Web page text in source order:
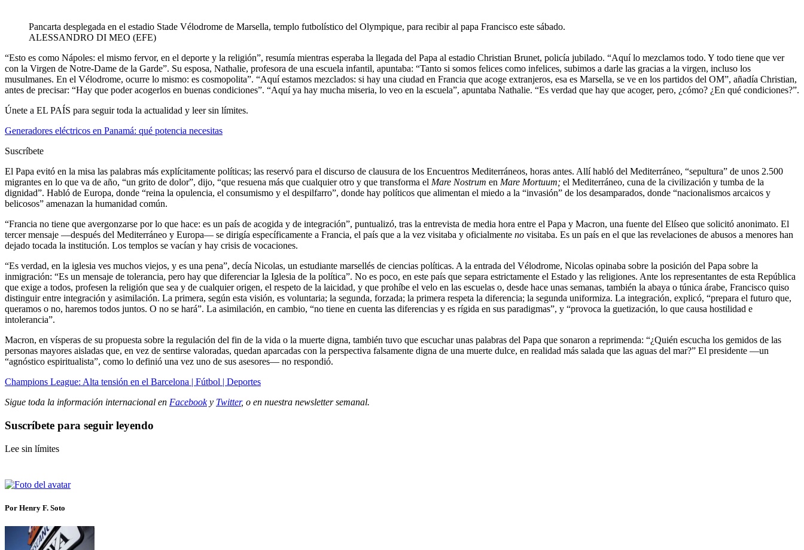
Pancarta desplegada en el estadio Stade Vélodrome de Marsella, templo futbolístico del Olympique, para recibir al papa Francisco este sábado.
ALESSANDRO DI MEO (EFE)
“Esto es como Nápoles: el mismo fervor, en el deporte y la religión”, resumía mientras esperaba la llegada del Papa al estadio Christian Brunet, policía jubilado. “Aquí lo mezclamos todo. Y todo tiene que ver
con la Virgen de Notre-Dame de la Garde”. Su esposa, Nathalie, profesora de una escuela infantil, apuntaba: “Tanto si somos felices como infelices, subimos a darle las gracias a la virgen, incluso los
musulmanes. En el Vélodrome, ocurre lo mismo: es cosmopolita”. “Aquí estamos mezclados: si hay una ciudad en Francia que acoge extranjeros, esa es Marsella, se ve en los partidos del OM”, añadía Christian,
antes de precisar: “Hay que poder acogerlos en buenas condiciones”. “Aquí ya hay mucha miseria, lo veo en la escuela”, apuntaba Nathalie. “Es verdad que hay que acoger, pero, ¿cómo? ¿En qué condiciones?”.
Únete a EL PAÍS para seguir toda la actualidad y leer sin límites.
Generadores eléctricos en Panamá: qué potencia necesitas
Suscríbete
El Papa evitó en la misa las palabras más explícitamente políticas; las reservó para el discurso de clausura de los Encuentros Mediterráneos, horas antes. Allí habló del Mediterráneo, “sepultura” de unos 2.500
migrantes en lo que va de año, “un grito de dolor”, dijo, “que resuena más que cualquier otro y que transforma el Mare Nostrum en Mare Mortuum; el Mediterráneo, cuna de la civilización y tumba de la
dignidad”. Habló de Europa, donde “reina la opulencia, el consumismo y el despilfarro”, donde hay políticos que alimentan el miedo a la “invasión” de los desamparados, donde “nacionalismos arcaicos y
belicosos” amenazan la humanidad común.
“Francia no tiene que avergonzarse por lo que hace: es un país de acogida y de integración”, puntualizó, tras la entrevista de media hora entre el Papa y Macron, una fuente del Elíseo que solicitó anonimato. El
tercer mensaje —después del Mediterráneo y Europa— se dirigía específicamente a Francia, el país que a la vez visitaba y oficialmente no visitaba. Es un país en el que las revelaciones de abusos a menores han
dejado tocada la institución. Los templos se vacían y hay crisis de vocaciones.
“Es verdad, en la iglesia ves muchos viejos, y es una pena”, decía Nicolas, un estudiante marsellés de ciencias políticas. A la entrada del Vélodrome, Nicolas opinaba sobre la posición del Papa sobre la
inmigración: “Es un mensaje de tolerancia, pero hay que diferenciar la Iglesia de la política”. No es poco, en este país que separa estrictamente el Estado y las religiones. Ante los representantes de esta República
que exige a todos, profesen la religión que sea y de cualquier origen, el respeto de la laicidad, y que prohíbe el velo en las escuelas o, desde hace unas semanas, también la abaya o túnica árabe, Francisco quiso
distinguir entre integración y asimilación. La primera, según esta visión, es voluntaria; la segunda, forzada; la primera respeta la diferencia; la segunda uniformiza. La integración, explicó, “prepara el futuro que,
queramos o no, haremos todos juntos. O no se hará”. La asimilación, en cambio, “no tiene en cuenta las diferencias y es rígida en sus paradigmas”, y “provoca la guetización, lo que causa hostilidad e
intolerancia”.
Macron, en vísperas de su propuesta sobre la regulación del fin de la vida o la muerte digna, también tuvo que escuchar unas palabras del Papa que sonaron a reprimenda: “¿Quién escucha los gemidos de las
personas mayores aisladas que, en vez de sentirse valoradas, quedan aparcadas con la perspectiva falsamente digna de una muerte dulce, en realidad más salada que las aguas del mar?” El presidente —un
“agnóstico espiritualista”, como lo definió una vez uno de sus asesores— no respondió.
Champions League: Alta tensión en el Barcelona | Fútbol | Deportes
Sigue toda la información internacional en Facebooky Twitter, o en nuestra newsletter semanal.
Suscríbete para seguir leyendo
Lee sin límites
Por Henry F. Soto